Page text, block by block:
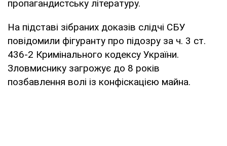
пропагандистську літературу.
На підставі зібраних доказів слідчі СБУ
повідомили фігуранту про підозру за ч. 3 ст.
436-2 Кримінального кодексу України.
Зловмиснику загрожує до 8 років
позбавлення волі із конфіскацією майна.